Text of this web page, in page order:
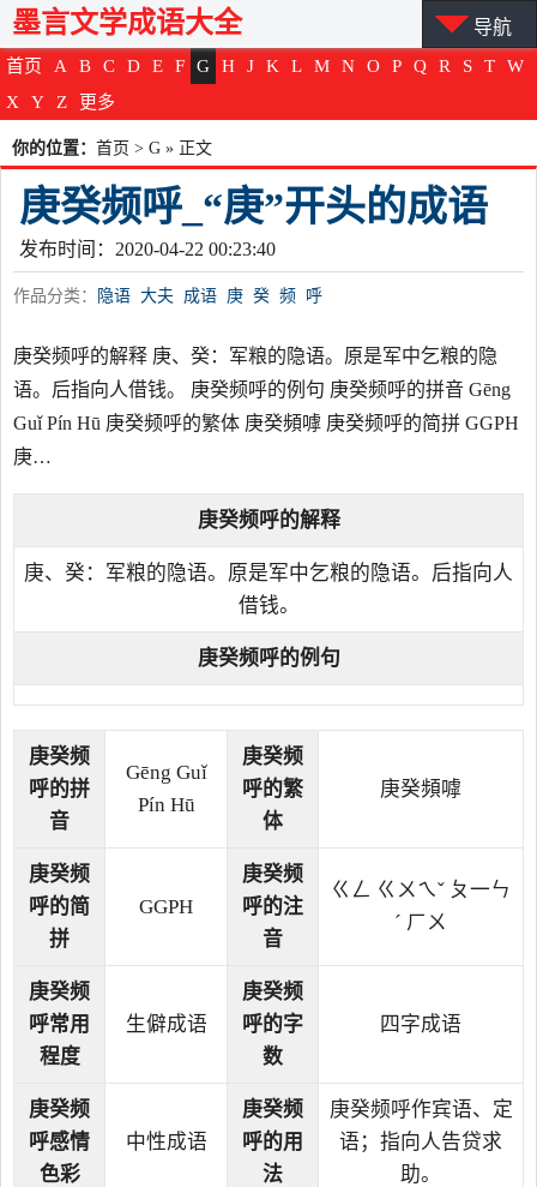
首页 A B C D E F G H J K L M N O P Q R S T
W
X
Y Z 更多
墨言文学成语大全 导航
你的位置： 首页 > G » 正文
庚癸频呼_“庚”开头的成语
发布时间：2020-04-22 00:23:40
作品分类： 隐语 大夫 成语 庚 癸 频 呼
庚癸频呼的解释 庚、癸：军粮的隐语。原是军中乞粮的隐
语。后指向人借钱。 庚癸频呼的例句 庚癸频呼的拼音 Gēng
Guǐ Pín Hū 庚癸频呼的繁体 庚癸頻嘑 庚癸频呼的简拼 GGPH
庚…
庚癸频呼的解释
庚、癸：军粮的隐语。原是军中乞粮的隐语。后指向人
借钱。
庚癸频呼的例句
庚癸频
呼的拼
音
Gēng Guǐ
Pín Hū
庚癸频
呼的繁
体
庚癸頻嘑
庚癸频
呼的简
拼
GGPH
庚癸频
呼的注
音
ㄍㄥ ㄍㄨㄟˇ ㄆ一ㄣ
ˊ ㄏㄨ
庚癸频
呼常用
程度
生僻成语
庚癸频
呼的字
数
四字成语
庚癸频
呼感情
色彩
中性成语
庚癸频
呼的用
法
庚癸频呼作宾语、定
语；指向人告贷求
助。